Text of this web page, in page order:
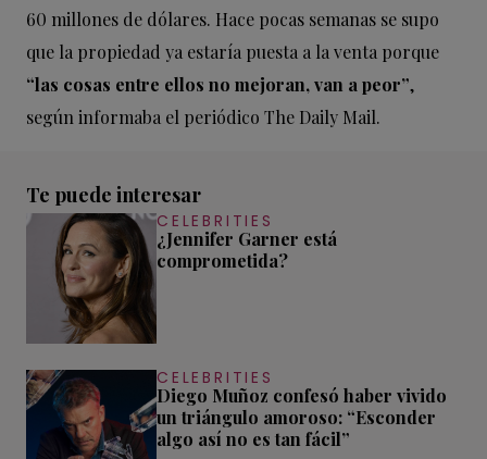
60 millones de dólares. Hace pocas semanas se supo
que la propiedad ya estaría puesta a la venta porque
“las cosas entre ellos no mejoran, van a peor”,
según informaba el periódico The Daily Mail.
Te puede interesar
CELEBRITIES
¿Jennifer Garner está
comprometida?
CELEBRITIES
Diego Muñoz confesó haber vivido
un triángulo amoroso: “Esconder
algo así no es tan fácil”